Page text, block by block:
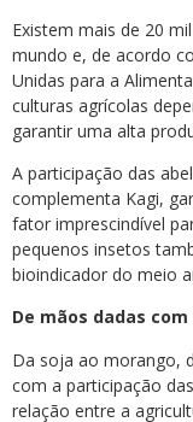
Existem mais de 20
mundo e, de acordo
Unidas para a
culturas agrícolas
garantir uma alta
A participação das
complementa Kagi,
fator imprescindível
pequenos insetos
bioindicador do meio
De mãos dadas
Da soja ao morango,
com a participação
relação entre a